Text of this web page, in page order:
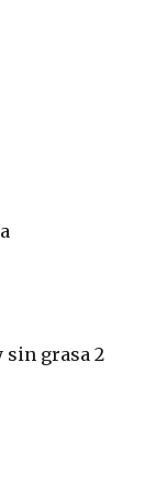
sin grasa 2